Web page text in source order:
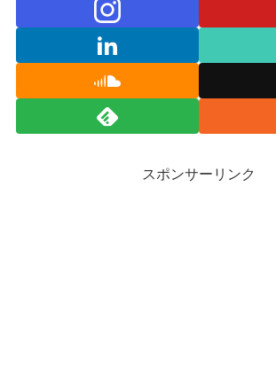
スポンサーリンク